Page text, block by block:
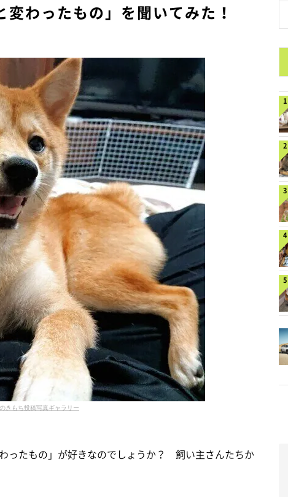
わったもの」を聞いてみた！
きもち投稿写真ギャラリー
ったもの」が好きなのでしょうか？ 飼い主さんたちか